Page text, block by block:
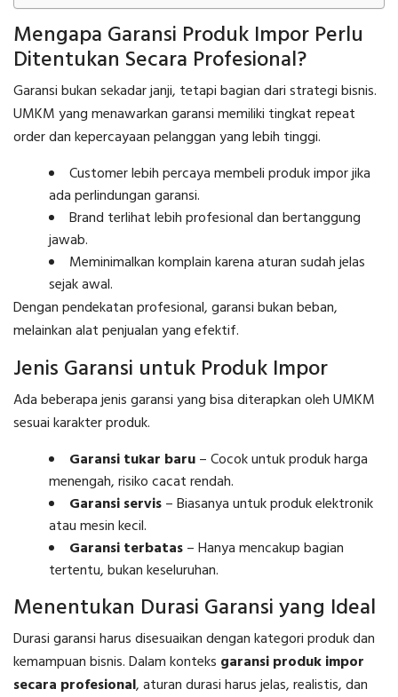
Mengapa Garansi Produk Impor Perlu
Ditentukan Secara Profesional?
Garansi bukan sekadar janji, tetapi bagian dari strategi bisnis.
UMKM yang menawarkan garansi memiliki tingkat repeat
order dan kepercayaan pelanggan yang lebih tinggi.
Customer lebih percaya membeli produk impor jika
ada perlindungan garansi.
Brand terlihat lebih profesional dan bertanggung
jawab.
Meminimalkan komplain karena aturan sudah jelas
sejak awal.
Dengan pendekatan profesional, garansi bukan beban,
melainkan alat penjualan yang efektif.
Jenis Garansi untuk Produk Impor
Ada beberapa jenis garansi yang bisa diterapkan oleh UMKM
sesuai karakter produk.
Garansi tukar baru– Cocok untuk produk harga
menengah, risiko cacat rendah.
Garansi servis– Biasanya untuk produk elektronik
atau mesin kecil.
Garansi terbatas– Hanya mencakup bagian
tertentu, bukan keseluruhan.
Menentukan Durasi Garansi yang Ideal
Durasi garansi harus disesuaikan dengan kategori produk dan
kemampuan bisnis. Dalam konteks garansi produk impor
secara profesional, aturan durasi harus jelas, realistis, dan